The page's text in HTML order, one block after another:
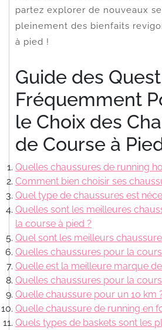
partez explorer de nouveaux
pleinement des bienfaits
à pied !
Guide des
Fréquemment
le Choix des
de Course à
Quelles chaussures de running
Comment bien choisir ses
Quel type de chaussures est
Quelles sont les meilleures
la course à pied ?
Quel sont les meilleurs
Quelles chaussures pour la
Quelle est la meilleure marque
Quelles chaussures pour la
Quelle chaussure pour un 10 km
Quelle chaussure de running en
Quels types de baskets sont les